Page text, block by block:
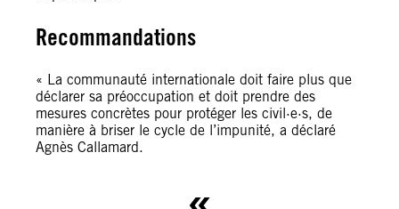
Recommandations
« La communauté internationale doit faire plus que
déclarer sa préoccupation et doit prendre des
mesures concrètes pour protéger les civil·e·s, de
manière à briser le cycle de l’impunité, a déclaré
Agnès Callamard.